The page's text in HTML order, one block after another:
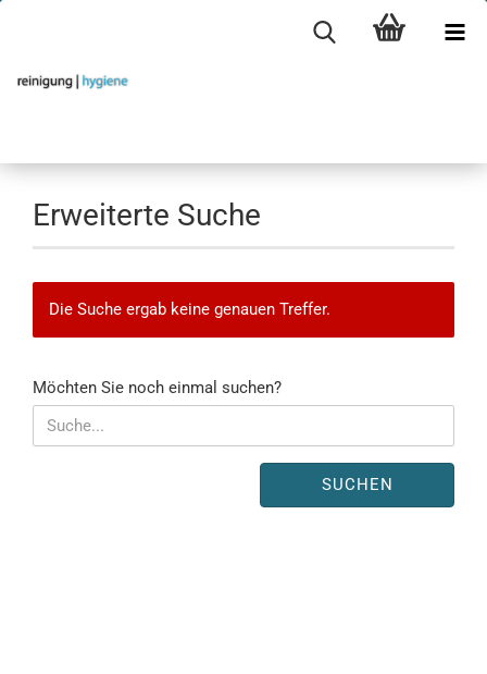
Erweiterte Suche
Die Suche ergab keine genauen Treffer.
MÖCHTEN
SIE
NOCH
Möchten Sie noch einmal suchen?
SUCHEN